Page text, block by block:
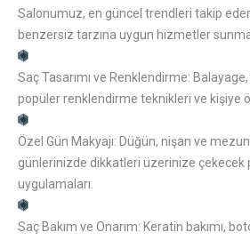
Salonumuz, en güncel trendleri takip
benzersiz tarzına uygun hizmetler
Saç Tasarımı ve Renklendirme:
popüler renklendirme teknikleri ve kişiye
Özel Gün Makyajı: Düğün, nişan ve
günlerinizde dikkatleri üzerinize çekecek
uygulamaları.
Saç Bakım ve Onarım: Keratin bakımı,